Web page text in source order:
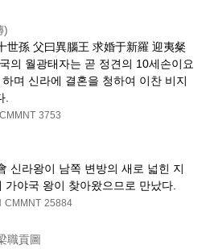
)
世孫 父曰異腦王 求婚于新羅 迎夷粲
의 월광태자는 곧 정견의 10세손이요
며 신라에 결혼을 청하여 이찬 비지
.
CMMNT 3753
신라왕이 남쪽 변방의 새로 넓힌 지
야국 왕이 찾아왔으므로 만났다.
CMMNT 25884
職貢圖